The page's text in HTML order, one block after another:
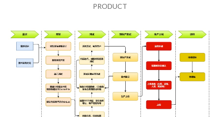
PRODUCT